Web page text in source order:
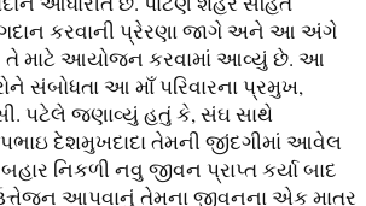
કરવાની પ્રેરણા જાગે અને આ અંગે
તે માટે આયોજન કરવામાં આવ્યું છે. આ
સંબોધતા આ માઁ પરિવારના પ્રમુખ,
પટેલે જણાવ્યું હતું કે, સંઘ સાથે
દેશમુખદાદા તેમની જીંદગીમાં આવેલ
નિકળી નવુ જીવન પ્રાપ્ત કર્યા બાદ
આપવાનું તેમના જીવનના એક માત્ર